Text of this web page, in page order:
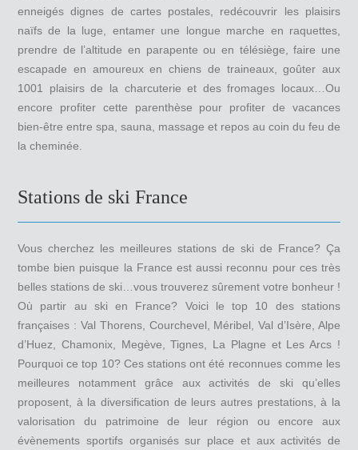
enneigés dignes de cartes postales, redécouvrir les plaisirs
naïfs de la luge, entamer une longue marche en raquettes,
prendre de l’altitude en parapente ou en télésiège, faire une
escapade en amoureux en chiens de traineaux, goûter aux
1001 plaisirs de la charcuterie et des fromages locaux…Ou
encore profiter cette parenthèse pour profiter de vacances
bien-être entre spa, sauna, massage et repos au coin du feu de
la cheminée.
Stations de ski France
Vous cherchez les meilleures stations de ski de France? Ça
tombe bien puisque la France est aussi reconnu pour ces très
belles stations de ski…vous trouverez sûrement votre bonheur !
Où partir au ski en France? Voici le top 10 des stations
françaises : Val Thorens, Courchevel, Méribel, Val d’Isère, Alpe
d’Huez, Chamonix, Megève, Tignes, La Plagne et Les Arcs !
Pourquoi ce top 10? Ces stations ont été reconnues comme les
meilleures notamment grâce aux activités de ski qu’elles
proposent, à la diversification de leurs autres prestations, à la
valorisation du patrimoine de leur région ou encore aux
évènements sportifs organisés sur place et aux activités de